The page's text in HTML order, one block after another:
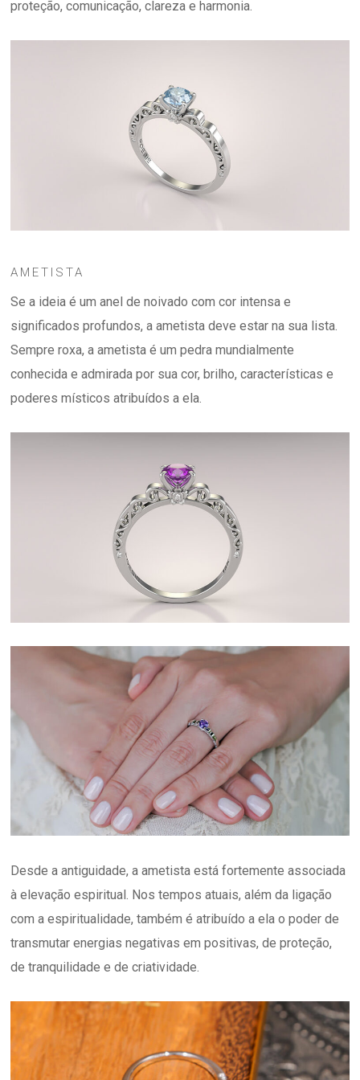
proteção, comunicação, clareza e harmonia.
AMETISTA
Se a ideia é um anel de noivado com cor intensa e
significados profundos, a ametista deve estar na sua lista.
Sempre roxa, a ametista é um pedra mundialmente
conhecida e admirada por sua cor, brilho, características e
poderes místicos atribuídos a ela.
Desde a antiguidade, a ametista está fortemente associada
à elevação espiritual. Nos tempos atuais, além da ligação
com a espiritualidade, também é atribuído a ela o poder de
transmutar energias negativas em positivas, de proteção,
de tranquilidade e de criatividade.